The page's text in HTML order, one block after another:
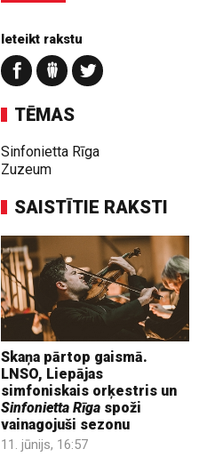
Ieteikt rakstu
TĒMAS
Sinfonietta Rīga
Zuzeum
SAISTĪTIE RAKSTI
Skaņa pārtop gaismā.
LNSO, Liepājas
simfoniskais orķestris un
Sinfonietta Rīga spoži
vainagojuši sezonu
11. jūnijs, 16:57